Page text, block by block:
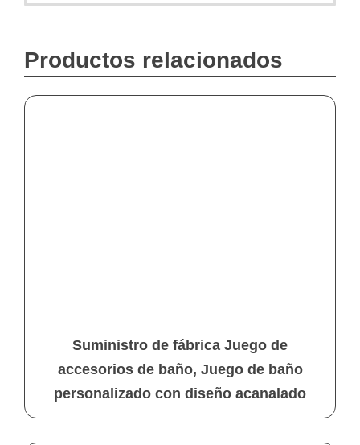
Productos relacionados
Suministro de fábrica Juego de
accesorios de baño, Juego de baño
personalizado con diseño acanalado